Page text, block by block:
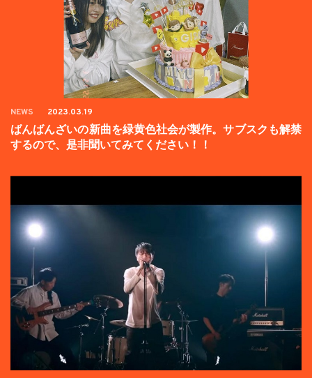
NEWS 2023.03.19
ばんばんざいの新曲を緑黄色社会が製作。サブスクも解禁
するので、是非聞いてみてください！！